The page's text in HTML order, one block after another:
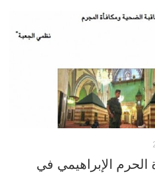
الإبراهيمي في